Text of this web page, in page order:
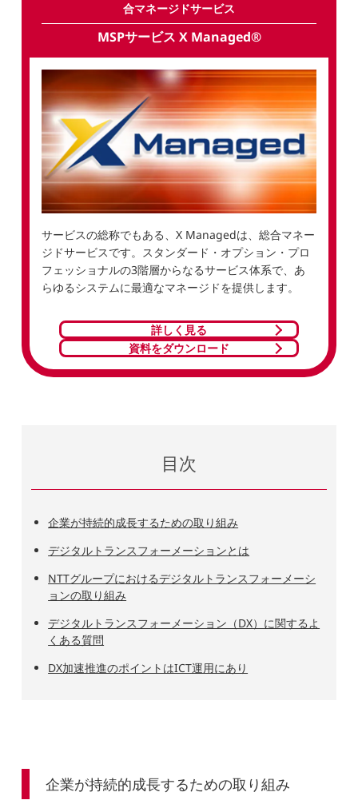
合マネージドサービス
MSPサービス X Managed®
サービスの総称でもある、X Managedは、総合マネー
ジドサービスです。スタンダード・オプション・プロ
フェッショナルの3階層からなるサービス体系で、あ
らゆるシステムに最適なマネージドを提供します。
詳しく見る
資料をダウンロード
目次
企業が持続的成長するための取り組み
デジタルトランスフォーメーションとは
NTTグループにおけるデジタルトランスフォーメーシ
ョンの取り組み
デジタルトランスフォーメーション（DX）に関するよ
くある質問
DX加速推進のポイントはICT運用にあり
企業が持続的成長するための取り組み